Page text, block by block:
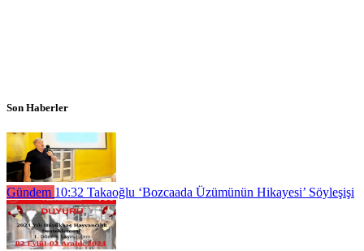
Son Haberler
Gündem 10:32 Takaoğlu ‘Bozcaada Üzümünün Hikayesi’ Söyleşişi